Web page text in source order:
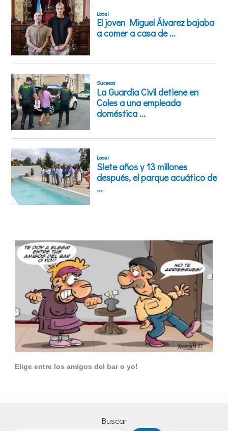
Elige entre los amigos del bar o yo!
Buscar